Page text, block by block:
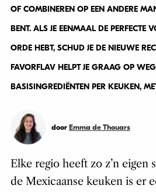
OF COMBINEREN OP EEN ANDERE
BENT. ALS JE EENMAAL DE PERFECTE
ORDE HEBT, SCHUD JE DE NIEUWE
FAVORFLAV HELPT JE GRAAG OP
BASISINGREDIËNTEN PER KEUKEN,
door Emma de Thouars
Elke regio heeft zo z’n eigen
de Mexicaanse keuken is er